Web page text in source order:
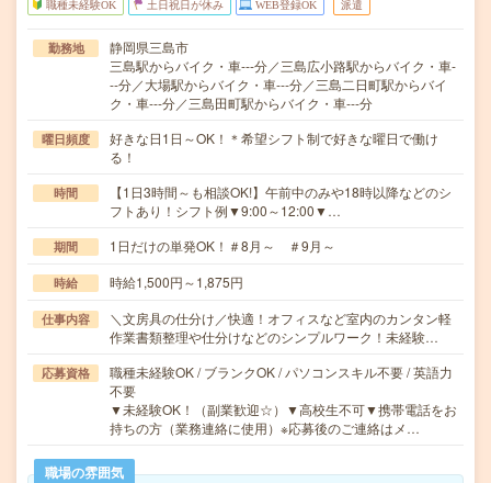
職種未経験OK 土日祝日が休み WEB登録OK 派遣
勤務地
静岡県三島市
三島駅からバイク・車---分／三島広小路駅からバイク・車-
--分／大場駅からバイク・車---分／三島二日町駅からバイ
ク・車---分／三島田町駅からバイク・車---分
曜日頻度
好きな日1日～OK！＊希望シフト制で好きな曜日で働け
る！
時間
【1日3時間～も相談OK!】午前中のみや18時以降などのシ
フトあり！シフト例▼9:00～12:00▼…
期間 1日だけの単発OK！＃8月～ ＃9月～
時給 時給1,500円～1,875円
仕事内容
＼文房具の仕分け／快適！オフィスなど室内のカンタン軽
作業書類整理や仕分けなどのシンプルワーク！未経験…
応募資格
職種未経験OK / ブランクOK / パソコンスキル不要 / 英語力
不要
▼未経験OK！（副業歓迎☆）▼高校生不可▼携帯電話をお
持ちの方（業務連絡に使用）※応募後のご連絡はメ…
職場の雰囲気